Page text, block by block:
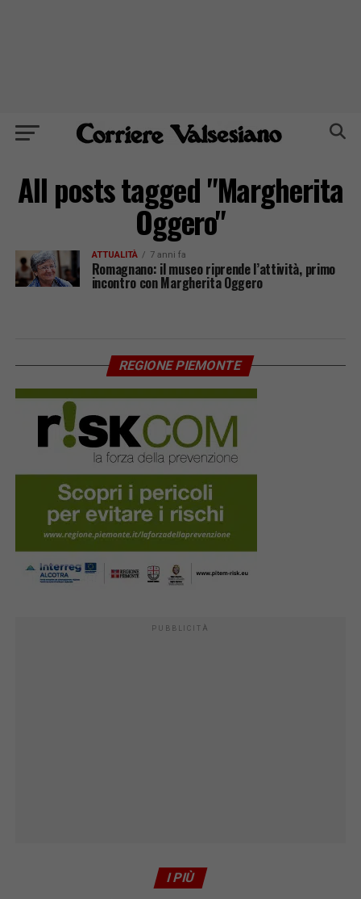
All posts tagged "Margherita
Oggero"
ATTUALITÀ 7 anni fa
Romagnano: il museo riprende l’attività, primo
incontro con Margherita Oggero
REGIONE PIEMONTE
PUBBLICITÀ
I PIÙ